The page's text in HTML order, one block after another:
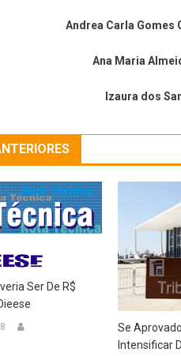
Andrea Carla Gomes
Ana Maria
Izaura dos
Ser De R$
Se
Intensificar